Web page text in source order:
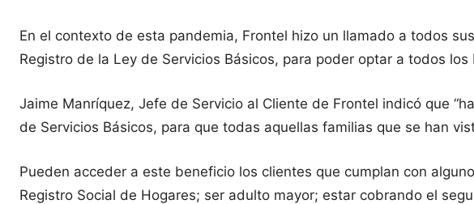
En el contexto de esta pandemia, Frontel hizo un llamado a todos
Registro de la Ley de Servicios Básicos, para poder optar a todos
Jaime Manríquez, Jefe de Servicio al Cliente de Frontel indicó que
de Servicios Básicos, para que todas aquellas familias que se han
Pueden acceder a este beneficio los clientes que cumplan con
Registro Social de Hogares; ser adulto mayor; estar cobrando el